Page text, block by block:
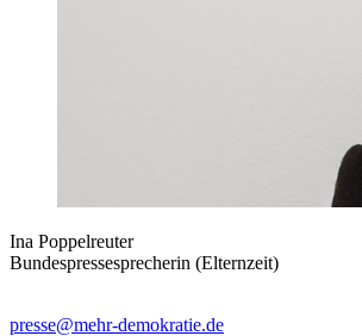
Ina Poppelreuter
Bundespressesprecherin (Elternzeit)
presse@mehr-demokratie.de